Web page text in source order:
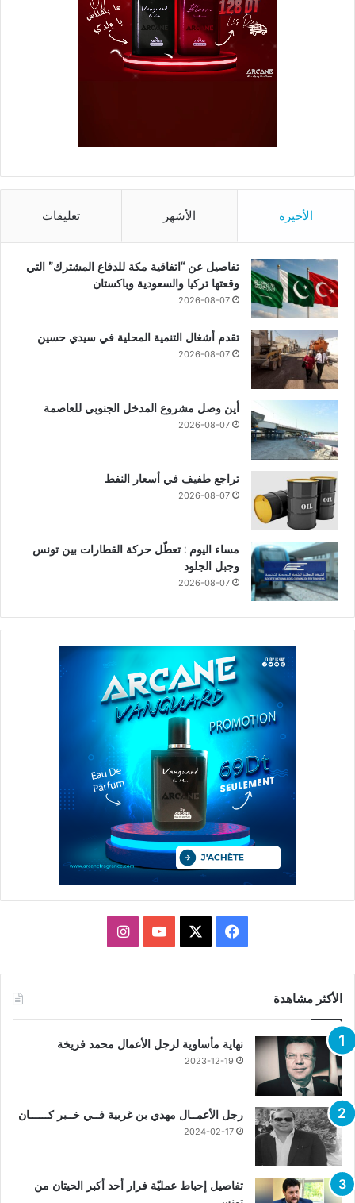
الأخيرة الأشهر تعليقات
تفاصيل عن “اتفاقية مكة للدفاع المشترك” التي
وقعتها تركيا والسعودية وباكستان
2026-08-07
تقدم أشغال التنمية المحلية في سيدي حسين
2026-08-07
أين وصل مشروع المدخل الجنوبي للعاصمة
2026-08-07
تراجع طفيف في أسعار النفط
2026-08-07
مساء اليوم : تعطّل حركة القطارات بين تونس
وجبل الجلود
2026-08-07
فيسبوك يوتيوبانستقرام
الأكثر مشاهدة
نهاية مأساوية لرجل الأعمال محمد فريخة
2023-12-19
رجل الأعمــال مهدي بن غربية فــي خــبر كــــــان
2024-02-17
تفاصيل إحباط عمليّة فرار أحد أكبر الحيتان من